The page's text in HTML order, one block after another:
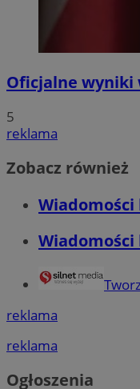
Oficjalne wyniki
5
reklama
Zobacz również
Wiadomości
reklama
reklama
Ogłoszenia